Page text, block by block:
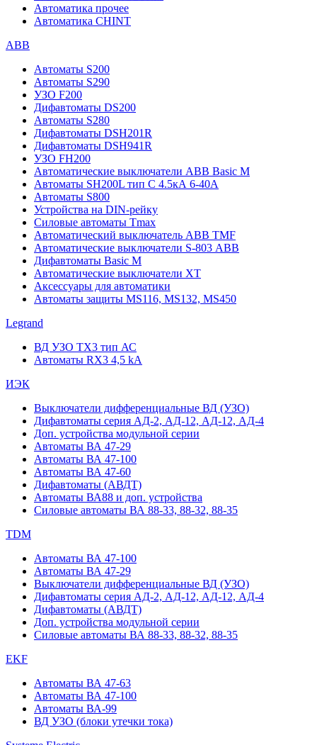
Автоматика прочее
Автоматика CHINT
ABB
Автоматы S200
Автоматы S290
УЗО F200
Дифавтоматы DS200
Автоматы S280
Дифавтоматы DSH201R
Дифавтоматы DSH941R
УЗО FH200
Автоматические выключатели ABB Basic M
Автоматы SH200L тип С 4.5кА 6-40А
Автоматы S800
Устройства на DIN-рейку
Силовые автоматы Tmax
Автоматический выключатель ABB TMF
Автоматические выключатели S-803 АВВ
Дифавтоматы Basic M
Автоматические выключатели XT
Аксессуары для автоматики
Автоматы защиты MS116, MS132, MS450
Legrand
ВД УЗО TX3 тип АС
Автоматы RX3 4,5 kA
ИЭК
Выключатели дифференциальные ВД (УЗО)
Дифавтоматы серия АД-2, АД-12, АД-12, АД-4
Доп. устройства модульной серии
Автоматы ВА 47-29
Автоматы ВА 47-100
Автоматы ВА 47-60
Дифавтоматы (АВДТ)
Автоматы ВА88 и доп. устройства
Силовые автоматы ВА 88-33, 88-32, 88-35
TDM
Автоматы ВА 47-100
Автоматы ВА 47-29
Выключатели дифференциальные ВД (УЗО)
Дифавтоматы серия АД-2, АД-12, АД-12, АД-4
Дифавтоматы (АВДТ)
Доп. устройства модульной серии
Силовые автоматы ВА 88-33, 88-32, 88-35
EKF
Автоматы ВА 47-63
Автоматы ВА 47-100
Автоматы ВА-99
ВД УЗО (блоки утечки тока)